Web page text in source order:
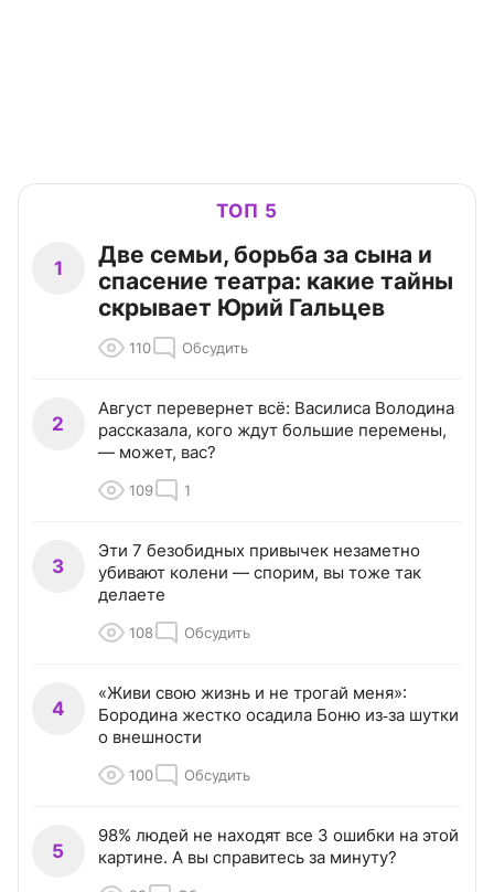
ТОП 5
1
Две семьи, борьба за сына и
спасение театра: какие тайны
скрывает Юрий Гальцев
110 Обсудить
2
Август перевернет всё: Василиса Володина
рассказала, кого ждут большие перемены,
— может, вас?
109 1
3
Эти 7 безобидных привычек незаметно
убивают колени — спорим, вы тоже так
делаете
108 Обсудить
4
«Живи свою жизнь и не трогай меня»:
Бородина жестко осадила Боню из‑за шутки
о внешности
100 Обсудить
5
98% людей не находят все 3 ошибки на этой
картине. А вы справитесь за минуту?